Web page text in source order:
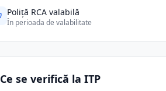
Poliță RCA valabilă
În perioada de valabilitate
Ce se verifică la ITP